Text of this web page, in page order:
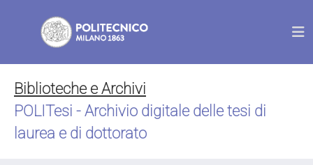
Biblioteche e Archivi
POLITesi - Archivio digitale delle tesi di
laurea e di dottorato